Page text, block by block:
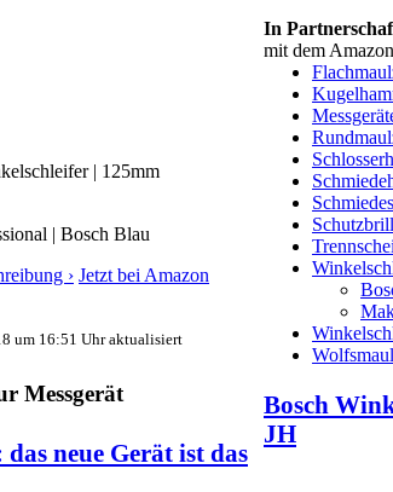
| 125mm
| Bosch Blau
› Jetzt bei Amazon
um 16:51 Uhr aktualisiert
Messgerät
neue Gerät ist das
In
mit dem
Bosch
JH